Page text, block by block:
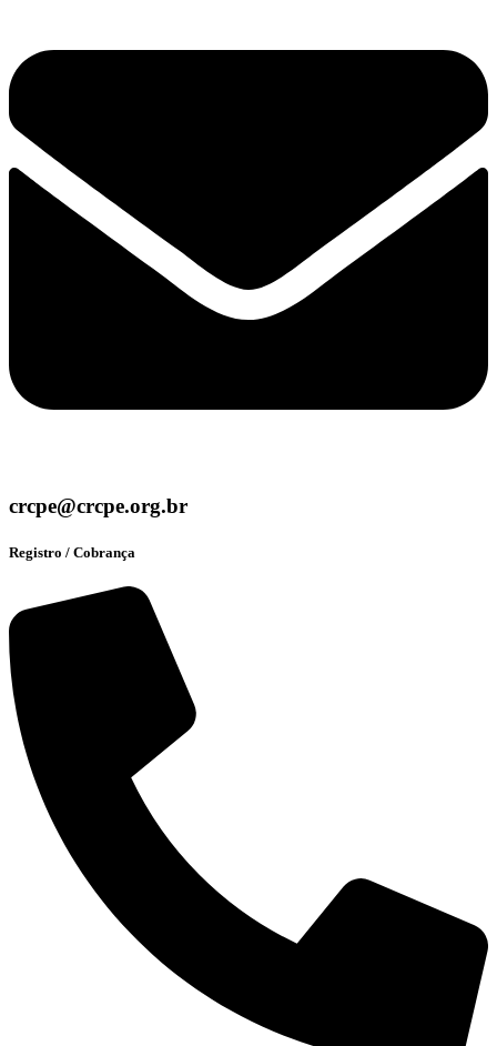
crcpe@crcpe.org.br
Registro / Cobrança